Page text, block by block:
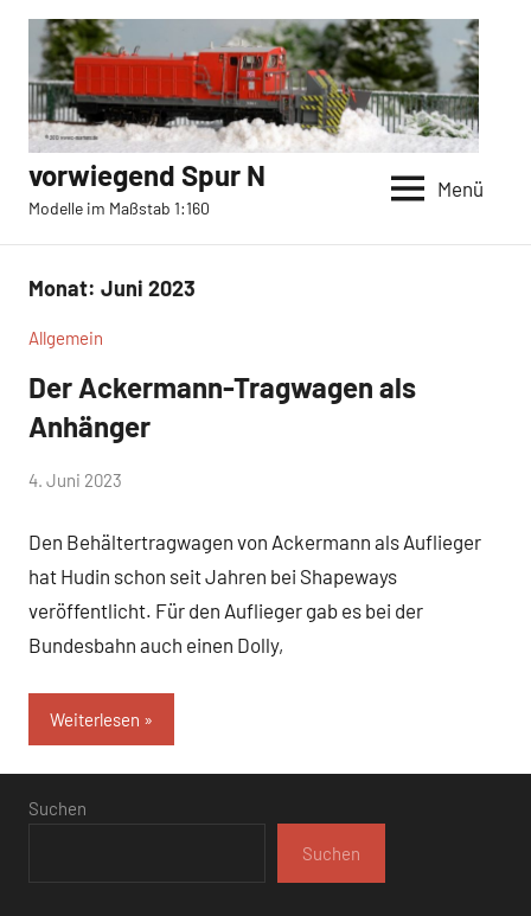
Zum
Inhalt
springen
vorwiegend Spur N
Modelle im Maßstab 1:160
Menü
Monat: Juni 2023
Allgemein
Der Ackermann-Tragwagen als
Anhänger
von
martens
4. Juni 2023
Den Behältertragwagen von Ackermann als Auflieger
hat Hudin schon seit Jahren bei Shapeways
veröffentlicht. Für den Auflieger gab es bei der
Bundesbahn auch einen Dolly,
Weiterlesen
Suchen
Suchen